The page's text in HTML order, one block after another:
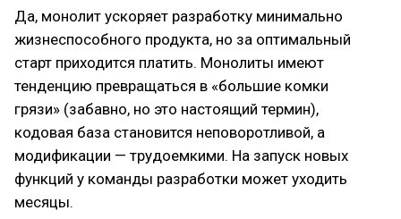
Да, монолит ускоряет разработку минимально
жизнеспособного продукта, но за оптимальный
старт приходится платить. Монолиты имеют
тенденцию превращаться в «большие комки
грязи» (забавно, но это настоящий термин),
кодовая база становится неповоротливой, а
модификации — трудоемкими. На запуск новых
функций у команды разработки может уходить
месяцы.